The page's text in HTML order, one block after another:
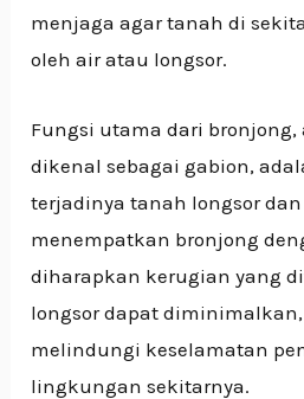
menjaga agar tanah di
oleh air atau longsor.
Fungsi utama dari bronjong,
dikenal sebagai gabion,
terjadinya tanah longsor dan
menempatkan bronjong
diharapkan kerugian yang
longsor dapat
melindungi keselamatan
lingkungan sekitarnya.